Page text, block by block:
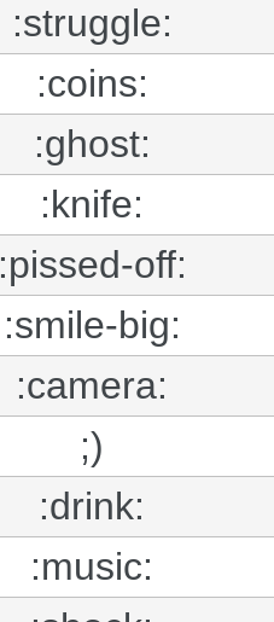
:struggle:
:coins:
:ghost:
:knife:
:pissed-off:
:smile-big:
:camera:
;)
:drink:
:music: